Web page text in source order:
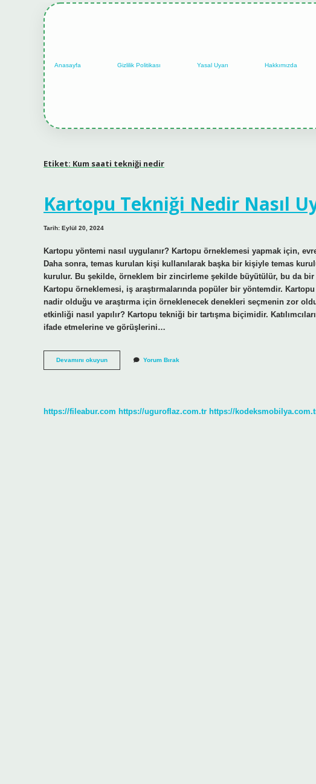
Anasayfa Gizlilik Politikası Yasal Uyarı Hakkımızda
Etiket: Kum saati tekniği nedir
Kartopu Tekniği Nedir Nasıl
Tarih: Eylül 20, 2024
Kartopu yöntemi nasıl uygulanır? Kartopu örneklemesi yapmak için,
Daha sonra, temas kurulan kişi kullanılarak başka bir kişiyle temas
kurulur. Bu şekilde, örneklem bir zincirleme şekilde büyütülür, bu da
Kartopu örneklemesi, iş araştırmalarında popüler bir yöntemdir.
nadir olduğu ve araştırma için örneklenecek denekleri seçmenin zor
etkinliği nasıl yapılır? Kartopu tekniği bir tartışma biçimidir.
ifade etmelerine ve görüşlerini…
Devamını okuyunKartopu
Tekniği
Yorum Bırak
https://fileabur.com https://uguroflaz.com.tr https://